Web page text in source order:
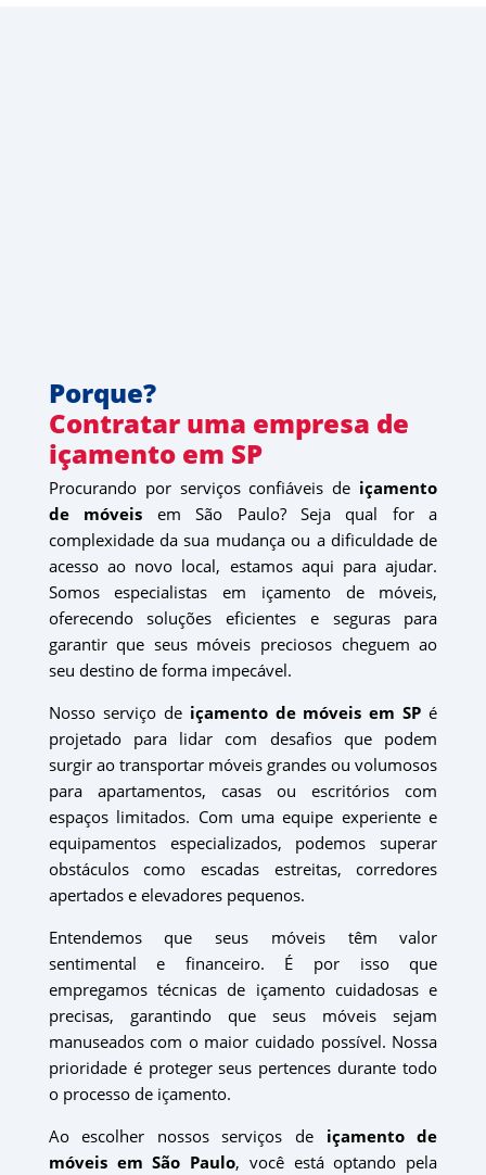
Porque?
Contratar uma empresa de
içamento em SP
Procurando por serviços confiáveis de içamento
de móveis em São Paulo? Seja qual for a
complexidade da sua mudança ou a dificuldade de
acesso ao novo local, estamos aqui para ajudar.
Somos especialistas em içamento de móveis,
oferecendo soluções eficientes e seguras para
garantir que seus móveis preciosos cheguem ao
seu destino de forma impecável.
Nosso serviço de içamento de móveis em SP é
projetado para lidar com desafios que podem
surgir ao transportar móveis grandes ou volumosos
para apartamentos, casas ou escritórios com
espaços limitados. Com uma equipe experiente e
equipamentos especializados, podemos superar
obstáculos como escadas estreitas, corredores
apertados e elevadores pequenos.
Entendemos que seus móveis têm valor
sentimental e financeiro. É por isso que
empregamos técnicas de içamento cuidadosas e
precisas, garantindo que seus móveis sejam
manuseados com o maior cuidado possível. Nossa
prioridade é proteger seus pertences durante todo
o processo de içamento.
Ao escolher nossos serviços de içamento de
móveis em São Paulo, você está optando pela